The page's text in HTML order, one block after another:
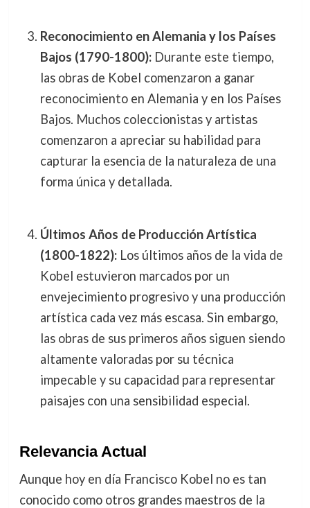
Reconocimiento en Alemania y los Países
Bajos (1790-1800):Durante este tiempo,
las obras de Kobel comenzaron a ganar
reconocimiento en Alemania y en los Países
Bajos. Muchos coleccionistas y artistas
comenzaron a apreciar su habilidad para
capturar la esencia de la naturaleza de una
forma única y detallada.
Últimos Años de Producción Artística
(1800-1822):Los últimos años de la vida de
Kobel estuvieron marcados por un
envejecimiento progresivo y una producción
artística cada vez más escasa. Sin embargo,
las obras de sus primeros años siguen siendo
altamente valoradas por su técnica
impecable y su capacidad para representar
paisajes con una sensibilidad especial.
Relevancia Actual
Aunque hoy en día Francisco Kobel no es tan
conocido como otros grandes maestros de la